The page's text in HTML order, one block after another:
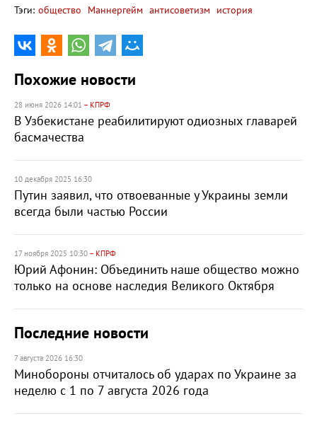
Тэги: общество Маннергейм антисоветизм история
Похожие новости
28 июня 2026 14:01 – КПРФ
В Узбекистане реабилитируют одиозных главарей
басмачества
10 декабря 2025 16:30
Путин заявил, что отвоеванные у Украины земли
всегда были частью России
17 ноября 2025 10:30 – КПРФ
Юрий Афонин: Объединить наше общество можно
только на основе наследия Великого Октября
Последние новости
7 августа 2026 16:30
Минобороны отчиталось об ударах по Украине за
неделю с 1 по 7 августа 2026 года